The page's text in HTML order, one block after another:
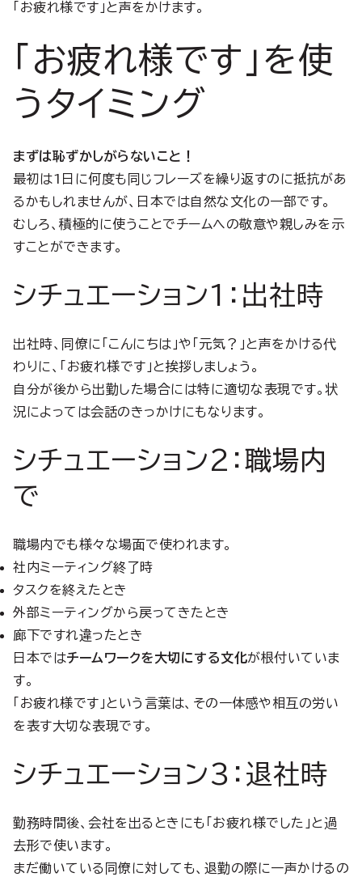
「お疲れ様です」と声をかけます。
「お疲れ様です」を使
うタイミング
まずは恥ずかしがらないこと！
最初は1日に何度も同じフレーズを繰り返すのに抵抗があ
るかもしれませんが、日本では自然な文化の一部です。
むしろ、積極的に使うことでチームへの敬意や親しみを示
すことができます。
シチュエーション1：出社時
出社時、同僚に「こんにちは」や「元気？」と声をかける代
わりに、「お疲れ様です」と挨拶しましょう。
自分が後から出勤した場合には特に適切な表現です。状
況によっては会話のきっかけにもなります。
シチュエーション2：職場内
で
職場内でも様々な場面で使われます。
社内ミーティング終了時
タスクを終えたとき
外部ミーティングから戻ってきたとき
廊下ですれ違ったとき
日本ではチームワークを大切にする文化が根付いていま
す。
「お疲れ様です」という言葉は、その一体感や相互の労い
を表す大切な表現です。
シチュエーション3：退社時
勤務時間後、会社を出るときにも「お疲れ様でした」と過
去形で使います。
まだ働いている同僚に対しても、退勤の際に一声かけるの